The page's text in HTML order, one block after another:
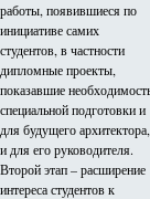
работы, появившиеся по
инициативе самих
студентов, в частности
дипломные проекты,
показавшие
специальной подготовки и
для будущего архитектора,
и для его руководителя.
Второй этап – расширение
интереса студентов к